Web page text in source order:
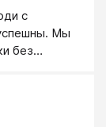
с
Мы
без